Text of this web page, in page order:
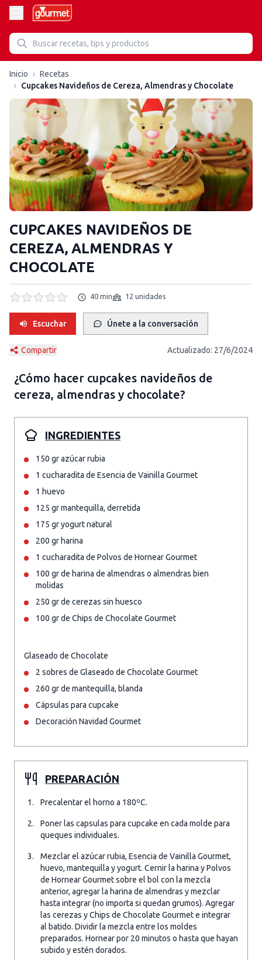
Inicio › Recetas
› Cupcakes Navideños de Cereza, Almendras y Chocolate
CUPCAKES NAVIDEÑOS DE
CEREZA, ALMENDRAS Y
CHOCOLATE
40 min 12 unidades
Escuchar Únete a la conversación
Compartir Actualizado: 27/6/2024
¿Cómo hacer cupcakes navideños de
cereza, almendras y chocolate?
INGREDIENTES
150 gr azúcar rubia
1 cucharadita de Esencia de Vainilla Gourmet
1 huevo
125 gr mantequilla, derretida
175 gr yogurt natural
200 gr harina
1 cucharadita de Polvos de Hornear Gourmet
100 gr de harina de almendras o almendras bien
molidas
250 gr de cerezas sin huesco
100 gr de Chips de Chocolate Gourmet
Glaseado de Chocolate
2 sobres de Glaseado de Chocolate Gourmet
260 gr de mantequilla, blanda
Cápsulas para cupcake
Decoración Navidad Gourmet
PREPARACIÓN
Precalentar el horno a 180ºC.
Poner las capsulas para cupcake en cada molde para
queques individuales.
Mezclar el azúcar rubia, Esencia de Vainilla Gourmet,
huevo, mantequilla y yogurt. Cernir la harina y Polvos
de Hornear Gourmet sobre el bol con la mezcla
anterior, agregar la harina de almendras y mezclar
hasta integrar (no importa si quedan grumos). Agregar
las cerezas y Chips de Chocolate Gourmet e integrar
al batido. Dividir la mezcla entre los moldes
preparados. Hornear por 20 minutos o hasta que hayan
subido y estén dorados.